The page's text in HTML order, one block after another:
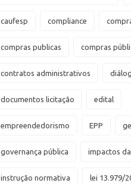
caufesp compliance
compras publicas compras
contratos administrativos
documentos licitação edital
empreendedorismo EPP
governança pública impactos
instrução normativa lei 13.979/